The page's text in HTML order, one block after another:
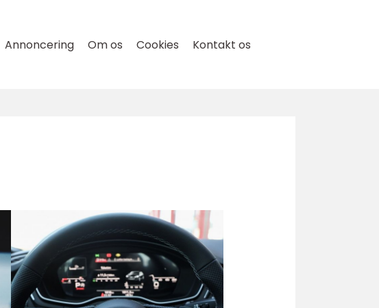
Annoncering Om os Cookies Kontakt os